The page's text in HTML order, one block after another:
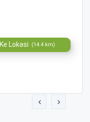
Ke Lokasi (14.4 km)